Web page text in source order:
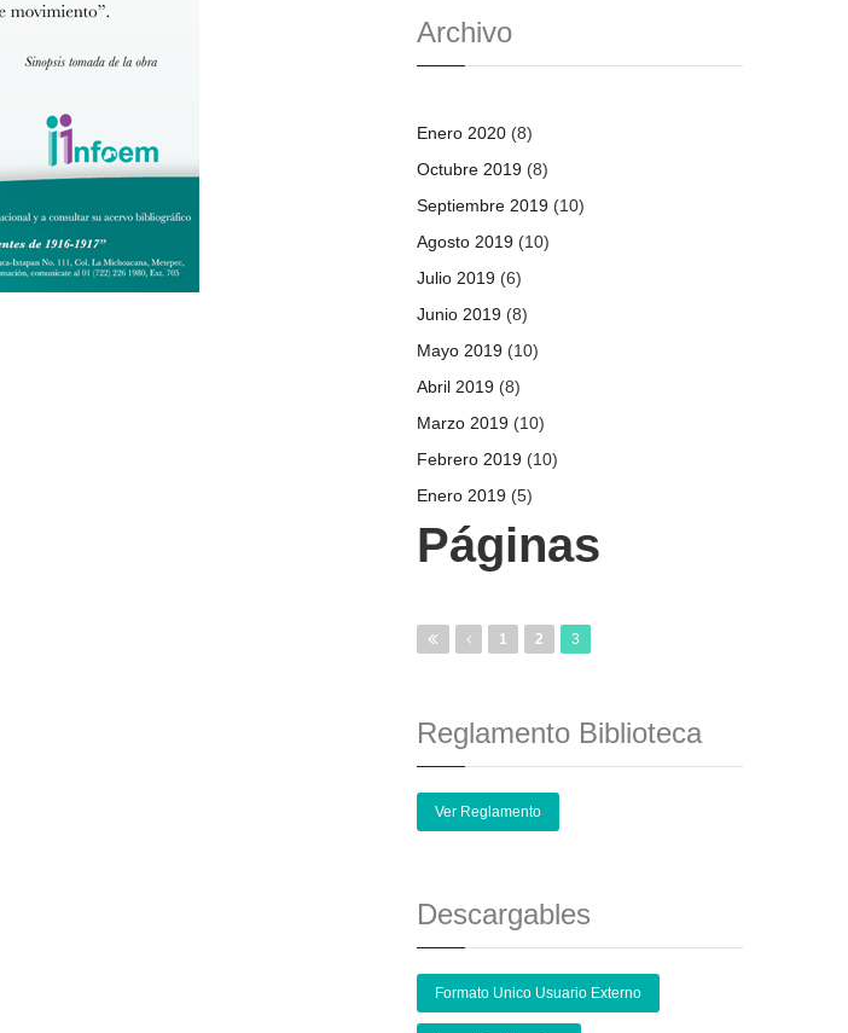
Archivo
Enero 2020 (8)
Octubre 2019 (8)
Septiembre 2019 (10)
Agosto 2019 (10)
Julio 2019 (6)
Junio 2019 (8)
Mayo 2019 (10)
Abril 2019 (8)
Marzo 2019 (10)
Febrero 2019 (10)
Enero 2019 (5)
Páginas
1 2 3
Reglamento Biblioteca
Ver Reglamento
Descargables
Formato Unico Usuario Externo